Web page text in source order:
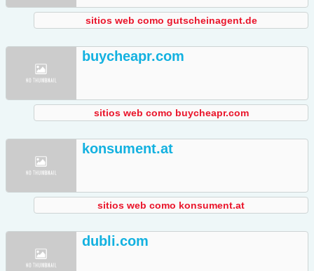
sitios web como gutscheinagent.de
buycheapr.com
sitios web como buycheapr.com
konsument.at
sitios web como konsument.at
dubli.com